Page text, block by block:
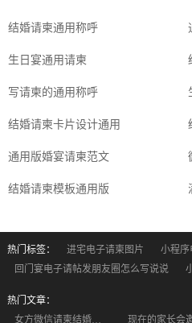
结婚请柬通用称呼
生日宴通用请柬
写请柬的通用称呼
结婚请柬卡片设计通用
通用版婚宴请柬范文
结婚请柬模板通用版
热门标签： 进宅电子请柬图片
小程序
回门宴电子请帖发朋友圈怎么写说说
热门文章：
女方微信请柬结婚模板怎么写？结婚请柬需要包含哪些内容？